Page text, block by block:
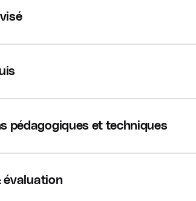
pédagogiques et techniques
évaluation